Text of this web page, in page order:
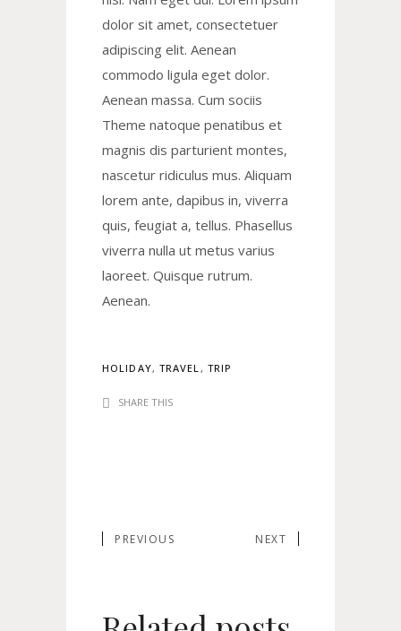
dolor sit amet, consectetuer
adipiscing elit. Aenean
commodo ligula eget dolor.
Aenean massa. Cum sociis
Theme natoque penatibus et
magnis dis parturient montes,
nascetur ridiculus mus. Aliquam
lorem ante, dapibus in, viverra
quis, feugiat a, tellus. Phasellus
viverra nulla ut metus varius
laoreet. Quisque rutrum.
Aenean.
HOLIDAY, TRAVEL, TRIP
SHARE THIS
PREVIOUS NEXT